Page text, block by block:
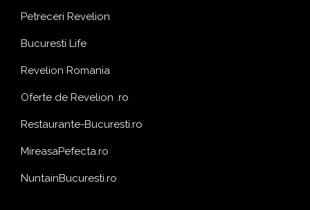
Petreceri Revelion
Bucuresti Life
Revelion Romania
Oferte de Revelion .ro
Restaurante-Bucuresti.ro
MireasaPefecta.ro
NuntainBucuresti.ro